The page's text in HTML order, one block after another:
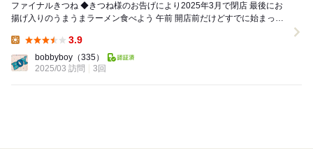
ファイナルきつね ◆きつね様のお告げにより2025年3月で閉店 最後にお
揚げ入りのうまうまラーメン食べよう 午前 開店前だけどすでに始まって
3.9
bobbyboy （335）
2025/03 訪問
3回